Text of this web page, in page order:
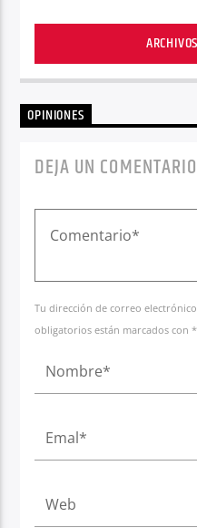
OPINIONES
DEJA UN COMENTARIO
Tu dirección de correo
obligatorios están marcados con *